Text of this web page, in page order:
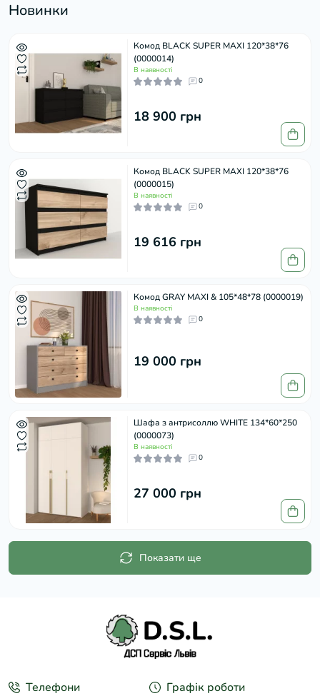
Новинки
Комод BLACK SUPER MAXI 120*38*76
(0000014)
В наявності
0
18 900 грн
Комод BLACK SUPER MAXI 120*38*76
(0000015)
В наявності
0
19 616 грн
Комод GRAY MAXI & 105*48*78 (0000019)
В наявності
0
19 000 грн
Шафа з антрисоллю WHITE 134*60*250
(0000073)
В наявності
0
27 000 грн
Показати ще
Телефони Графік роботи